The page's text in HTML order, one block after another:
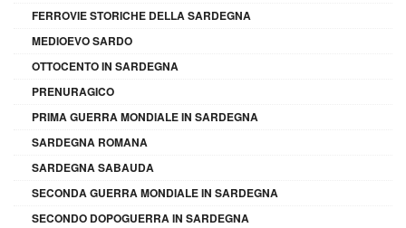
FERROVIE STORICHE DELLA SARDEGNA
MEDIOEVO SARDO
OTTOCENTO IN SARDEGNA
PRENURAGICO
PRIMA GUERRA MONDIALE IN SARDEGNA
SARDEGNA ROMANA
SARDEGNA SABAUDA
SECONDA GUERRA MONDIALE IN SARDEGNA
SECONDO DOPOGUERRA IN SARDEGNA